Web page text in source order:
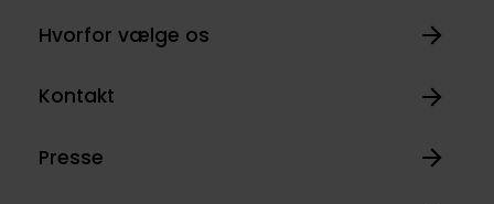
Hvorfor vælge os
Kontakt
Presse